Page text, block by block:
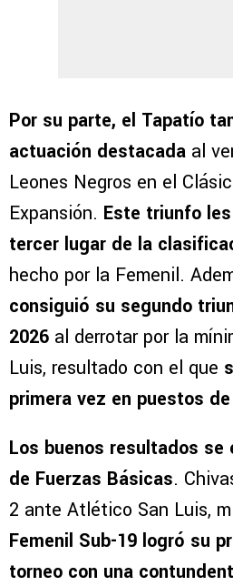
Por su parte, el Tapatío
actuación destacada al
Leones Negros en el
Expansión. Este triunfo
tercer lugar de la
hecho por la Femenil.
consiguió su segundo
2026 al derrotar por la
Luis, resultado con el que
primera vez en puestos
Los buenos resultados
de Fuerzas Básicas.
2 ante Atlético San Luis,
Femenil Sub-19 logró su
torneo con una